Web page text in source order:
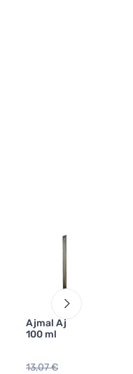
Ajmal Ajmal Chivalry
100 ml
13,07 €